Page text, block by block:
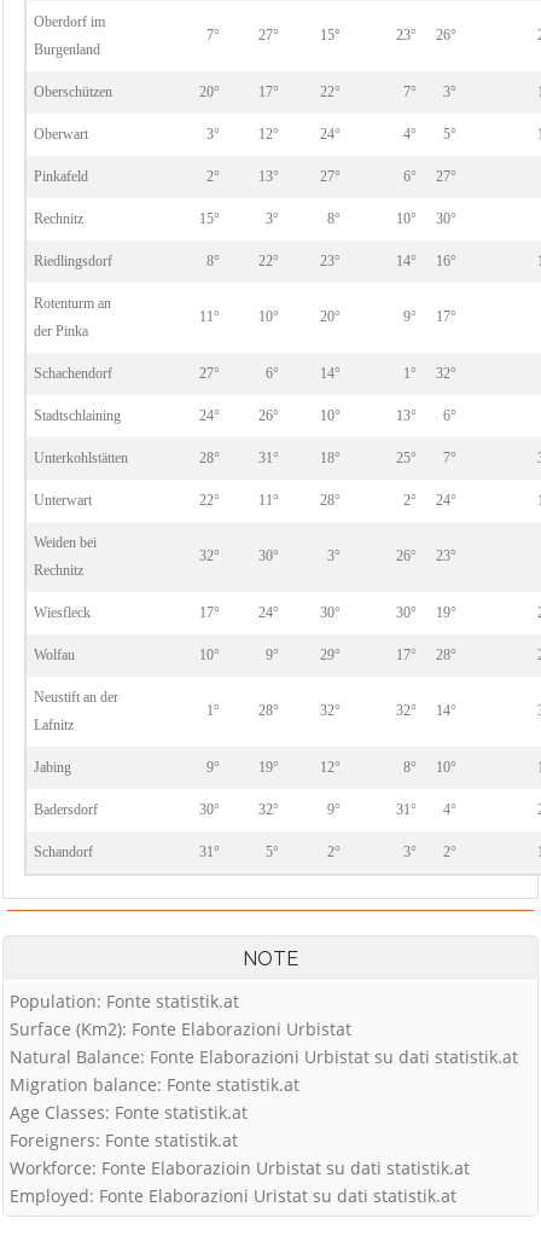
Oberdorf im
Burgenland
7° 27° 15° 23° 26°
Oberschützen 20° 17° 22° 7° 3°
Oberwart 3° 12° 24° 4° 5°
Pinkafeld 2° 13° 27° 6° 27°
Rechnitz 15° 3° 8° 10° 30°
Riedlingsdorf 8° 22° 23° 14° 16°
Rotenturm an
der Pinka
11° 10° 20° 9° 17°
Schachendorf 27° 6° 14° 1° 32°
Stadtschlaining 24° 26° 10° 13° 6°
Unterkohlstätten 28° 31° 18° 25° 7°
Unterwart 22° 11° 28° 2° 24°
Weiden bei
Rechnitz
32° 30° 3° 26° 23°
Wiesfleck 17° 24° 30° 30° 19°
Wolfau 10° 9° 29° 17° 28°
Neustift an der
Lafnitz
1° 28° 32° 32° 14°
Jabing 9° 19° 12° 8° 10°
Badersdorf 30° 32° 9° 31° 4°
Schandorf 31° 5° 2° 3° 2°
NOTE
Population: Fonte statistik.at
Surface (Km2): Fonte Elaborazioni Urbistat
Natural Balance: Fonte Elaborazioni Urbistat su dati statistik.at
Migration balance: Fonte statistik.at
Age Classes: Fonte statistik.at
Foreigners: Fonte statistik.at
Workforce: Fonte Elaborazioin Urbistat su dati statistik.at
Employed: Fonte Elaborazioni Uristat su dati statistik.at